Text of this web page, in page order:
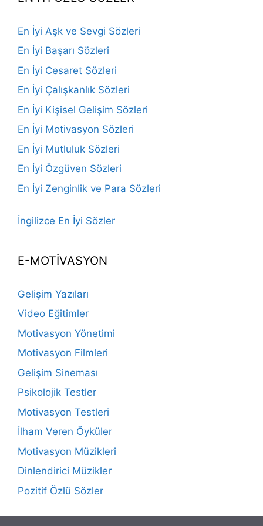
En İyi Aşk ve Sevgi Sözleri
En İyi Başarı Sözleri
En İyi Cesaret Sözleri
En İyi Çalışkanlık Sözleri
En İyi Kişisel Gelişim Sözleri
En İyi Motivasyon Sözleri
En İyi Mutluluk Sözleri
En İyi Özgüven Sözleri
En İyi Zenginlik ve Para Sözleri
İngilizce En İyi Sözler
E-MOTİVASYON
Gelişim Yazıları
Video Eğitimler
Motivasyon Yönetimi
Motivasyon Filmleri
Gelişim Sineması
Psikolojik Testler
Motivasyon Testleri
İlham Veren Öyküler
Motivasyon Müzikleri
Dinlendirici Müzikler
Pozitif Özlü Sözler